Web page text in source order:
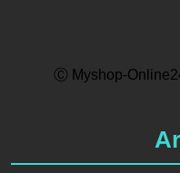
Ⓒ Myshop-